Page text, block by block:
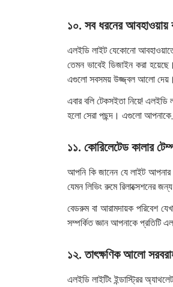
১০. সব ধরনের আবহাওয়ায়
এলইডি লাইট যেকোনো
তেমন ভাবেই ডিজাইন করা
এগুলো সবসময় উজ্জ্বল আলো দেয়।
এবার বলি টেকসইতা নিয়ে! এলইডি
হলো সেরা পছন্দ। এগুলো আপনাকে,
১১. কোরিলেটেড কালার
আপনি কি জানেন যে লাইট
যেমন লিভিং রুমে রিলাক্সেশনের
বেডরুম বা আরামদায়ক পরিবেশ
সম্পর্কিত জ্ঞান আপনাকে প্রতিটি
১২. তাৎক্ষণিক আলো
এলইডি লাইটিং ইন্ডাস্ট্রির